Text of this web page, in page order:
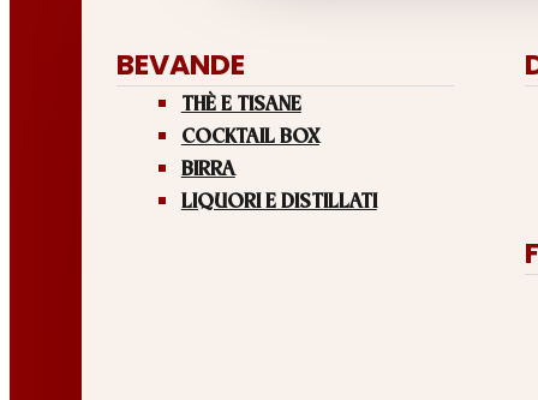
BEVANDE
THÈ E TISANE
COCKTAIL BOX
BIRRA
LIQUORI E DISTILLATI